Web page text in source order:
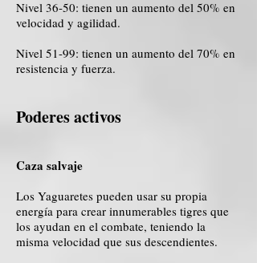
Nivel 36-50: tienen un aumento del 50% en
velocidad y agilidad.
Nivel 51-99: tienen un aumento del 70% en
resistencia y fuerza.
Poderes activos
Caza salvaje
Los Yaguaretes pueden usar su propia
energía para crear innumerables tigres que
los ayudan en el combate, teniendo la
misma velocidad que sus descendientes.